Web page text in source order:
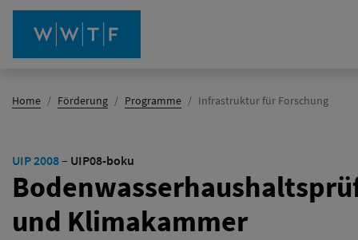
Home Förderung Programme Infrastruktur für Forschung(Aktiv)
UIP 2008– UIP08-boku
und Klimakammer